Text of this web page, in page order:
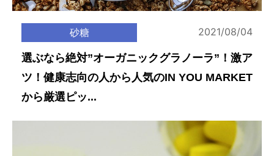
砂糖 2021/08/04
選ぶなら絶対”オーガニックグラノーラ”！激ア
ツ！健康志向の人から人気のIN YOU MARKET
から厳選ピッ...